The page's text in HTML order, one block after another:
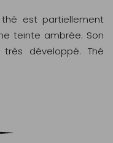
est partiellement
teinte ambrée. Son
développé. Thé